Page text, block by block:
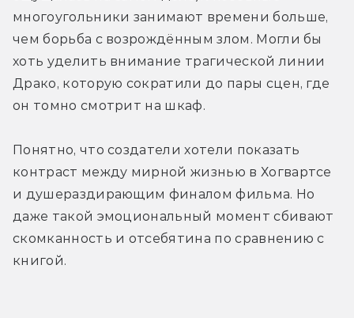
многоугольники занимают времени больше,
чем борьба с возрождённым злом. Могли бы
хоть уделить внимание трагической линии
Драко, которую сократили до пары сцен, где
он томно смотрит на шкаф.
Понятно, что создатели хотели показать
контраст между мирной жизнью в Хогвартсе
и душераздирающим финалом фильма. Но
даже такой эмоциональный момент сбивают
скомканность и отсебятина по сравнению с
книгой.